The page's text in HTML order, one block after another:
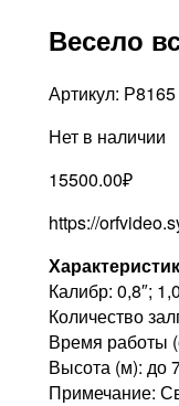
Весело
Артикул: Р8165
Нет в наличии
15500.00₽
https://
Калибр: 0,8″;
Количество
Время работы
Высота (м): до
Примечание: